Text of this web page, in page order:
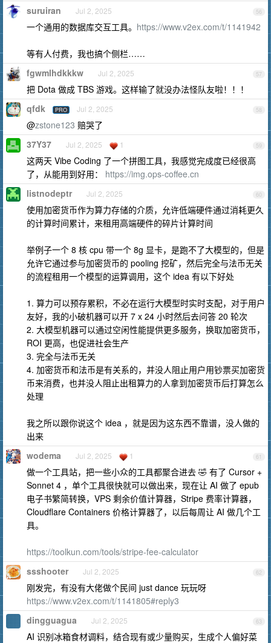
56
suruiran Jul 2, 2025
一个通用的数据库交互工具。 https://www.v2ex.com/t/1141942
等有人付费，我也搞个侧栏……
57
fgwmlhdkkkw Jul 2, 2025
把 Dota 做成 TBS 游戏。这样输了就没办法怪队友啦！！！
58
qfdk PRO Jul 2, 2025
@zstone123 赔哭了
59
37Y37 Jul 2, 2025 1
这两天 Vibe Coding 了一个拼图工具，我感觉完成度已经很高
了，从能用到好用： https://img.ops-coffee.cn
60
listnodeptr Jul 2, 2025
使用加密货币作为算力存储的介质，允许低端硬件通过消耗更久
的计算时间累计，来租用高端硬件的碎片计算时间
举例子一个 8 核 cpu 带一个 8g 显卡，是跑不了大模型的，但是
允许它通过参与加密货币的 pooling 挖矿，然后完全与法币无关
的流程租用一个模型的运算调用，这个 idea 有以下好处
1. 算力可以预存累积，不必在运行大模型时实时支配，对于用户
友好，我的小破机器可以开 7 x 24 小时然后去问答 20 轮次
2. 大模型机器可以通过空闲性能提供更多服务，换取加密货币，
ROI 更高，也促进社会生产
3. 完全与法币无关
4. 加密货币和法币是有关系的，并没人阻止用户用钞票买加密货
币来消费，也并没人阻止出租算力的人拿到加密货币后打算怎么
处理
我之所以跟你说这个 idea ，就是因为这东西不靠谱，没人做的
出来
61
wodema Jul 2, 2025 1
做一个工具站，把一些小众的工具都聚合进去 🤣 有了 Cursor +
Sonnet 4 ，单个工具很快就可以做出来，现在让 AI 做了 epub
电子书繁简转换，VPS 剩余价值计算器，Stripe 费率计算器，
Cloudflare Containers 价格计算器了，以后每周让 AI 做几个工
具。
https://toolkun.com/tools/stripe-fee-calculator
62
ssshooter Jul 2, 2025
刚发完，有没有大佬做个民间 just dance 玩玩呀
https://www.v2ex.com/t/1141805#reply3
63
dingguagua Jul 2, 2025
AI 识别冰箱食材调料，结合现有或少量购买，生成个人偏好菜